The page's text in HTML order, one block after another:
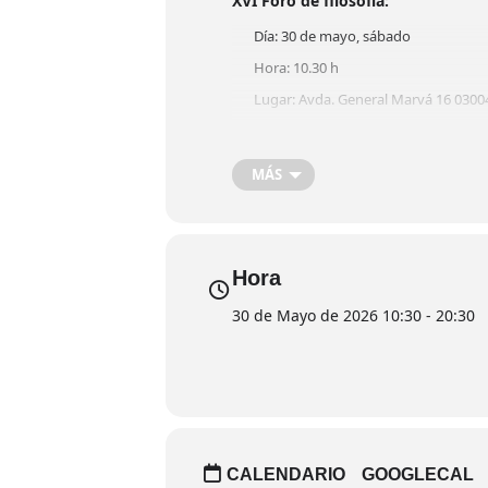
Día: 30 de mayo, sábado
Hora: 10.30 h
Lugar: Avda. General Marvá 16
X Foro de Ciencia y Filosofía
Ponencias de la mañana de 10:30
MÁS
Hora
30 de Mayo de 2026 10:30 - 20:30
CALENDARIO GOOGLECAL